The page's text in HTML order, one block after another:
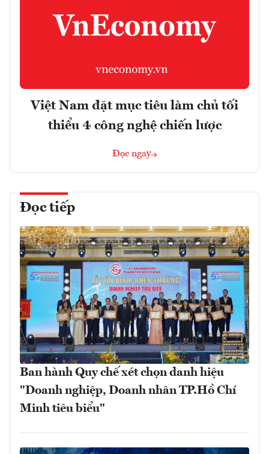
Việt Nam đặt mục tiêu làm chủ tối
thiểu 4 công nghệ chiến lược
Đọc ngay
Đọc tiếp
Ban hành Quy chế xét chọn danh hiệu
"Doanh nghiệp, Doanh nhân TP.Hồ Chí
Minh tiêu biểu"